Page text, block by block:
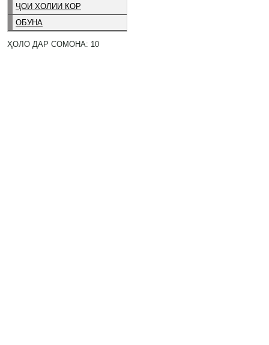
ҶОИ ХОЛИИ КОР
ОБУНА
ҲОЛО ДАР СОМОНА: 10